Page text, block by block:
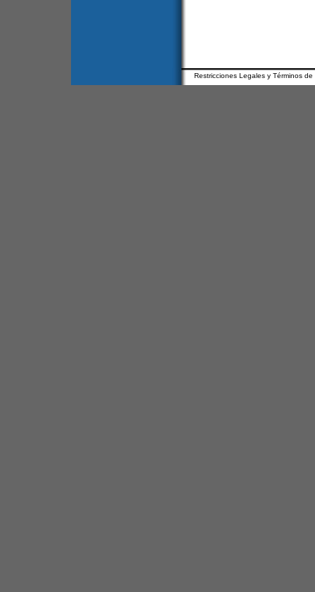
Restricciones Legales y Términos de